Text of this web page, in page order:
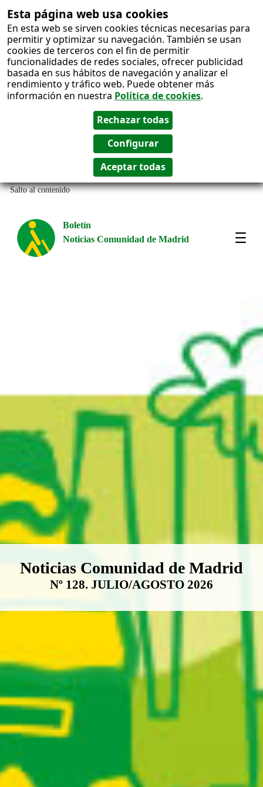
Esta página web usa cookies
En esta web se sirven cookies técnicas necesarias para
permitir y optimizar su navegación. También se usan
cookies de terceros con el fin de permitir
funcionalidades de redes sociales, ofrecer publicidad
basada en sus hábitos de navegación y analizar el
rendimiento y tráfico web. Puede obtener más
información en nuestra Política de cookies.
Salto al contenido
Boletín
Noticias Comunidad de Madrid
Boletín Noticias Comunidad de
Noticias Comunidad de Madrid
Nº 128. JULIO/AGOSTO 2026